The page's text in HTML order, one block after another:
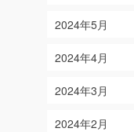
2024年5月
2024年4月
2024年3月
2024年2月